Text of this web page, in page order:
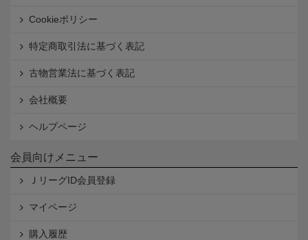
Cookieポリシー
特定商取引法に基づく表記
古物営業法に基づく表記
会社概要
ヘルプページ
会員向けメニュー
ＪリーグID会員登録
マイページ
購入履歴